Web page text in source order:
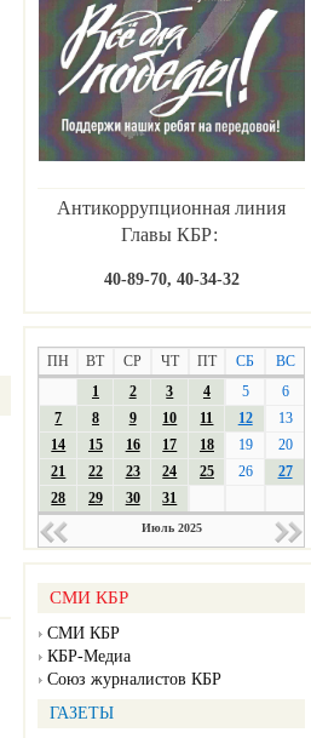
Антикоррупционная линия
Главы КБР:
40-89-70, 40-34-32
ПН ВТ СР ЧТ ПТ СБ
ВС
1
2 3 4 5
6
7
8 9 10 11 12
13
14
15 16 17 18 19
20
21
22 23 24 25 26
27
28
29 30 31
Июль 2025
СМИ КБР
СМИ КБР
КБР-Медиа
Союз журналистов КБР
ГАЗЕТЫ